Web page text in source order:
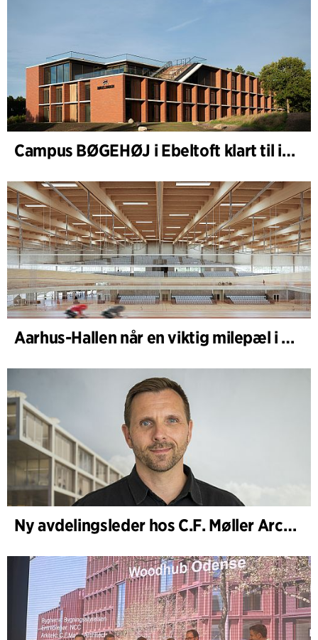
Campus BØGEHØJ i Ebeltoft klart til innvielse: Unik trebygning ferdigstilt
Aarhus-Hallen når en viktig milepæl i den pågående skisseprosessen
Ny avdelingsleder hos C.F. Møller Architects i København